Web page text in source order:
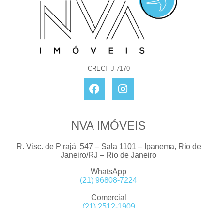
CRECI: J-7170
NVA IMÓVEIS
R. Visc. de Pirajá, 547 – Sala 1101 – Ipanema, Rio de
Janeiro/RJ – Rio de Janeiro
WhatsApp
(21) 96808-7224
Comercial
(21) 2512-1909